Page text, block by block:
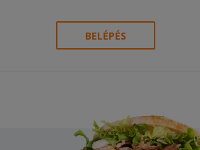
BELÉPÉS